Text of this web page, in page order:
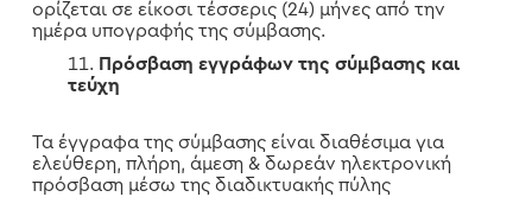
ορίζεται σε είκοσι τέσσερις (24) μήνες από την
ημέρα υπογραφής της σύμβασης.
Πρόσβαση εγγράφων της σύμβασης και
τεύχη
Τα έγγραφα της σύμβασης είναι διαθέσιμα για
ελεύθερη, πλήρη, άμεση & δωρεάν ηλεκτρονική
πρόσβαση μέσω της διαδικτυακής πύλης